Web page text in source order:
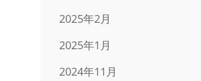
2025年2月
2025年1月
2024年11月